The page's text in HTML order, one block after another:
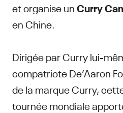
et organise unCurry
en Chine.
Dirigée par Curry lui-
compatriote De’Aaron
de la marque Curry,
tournée mondiale